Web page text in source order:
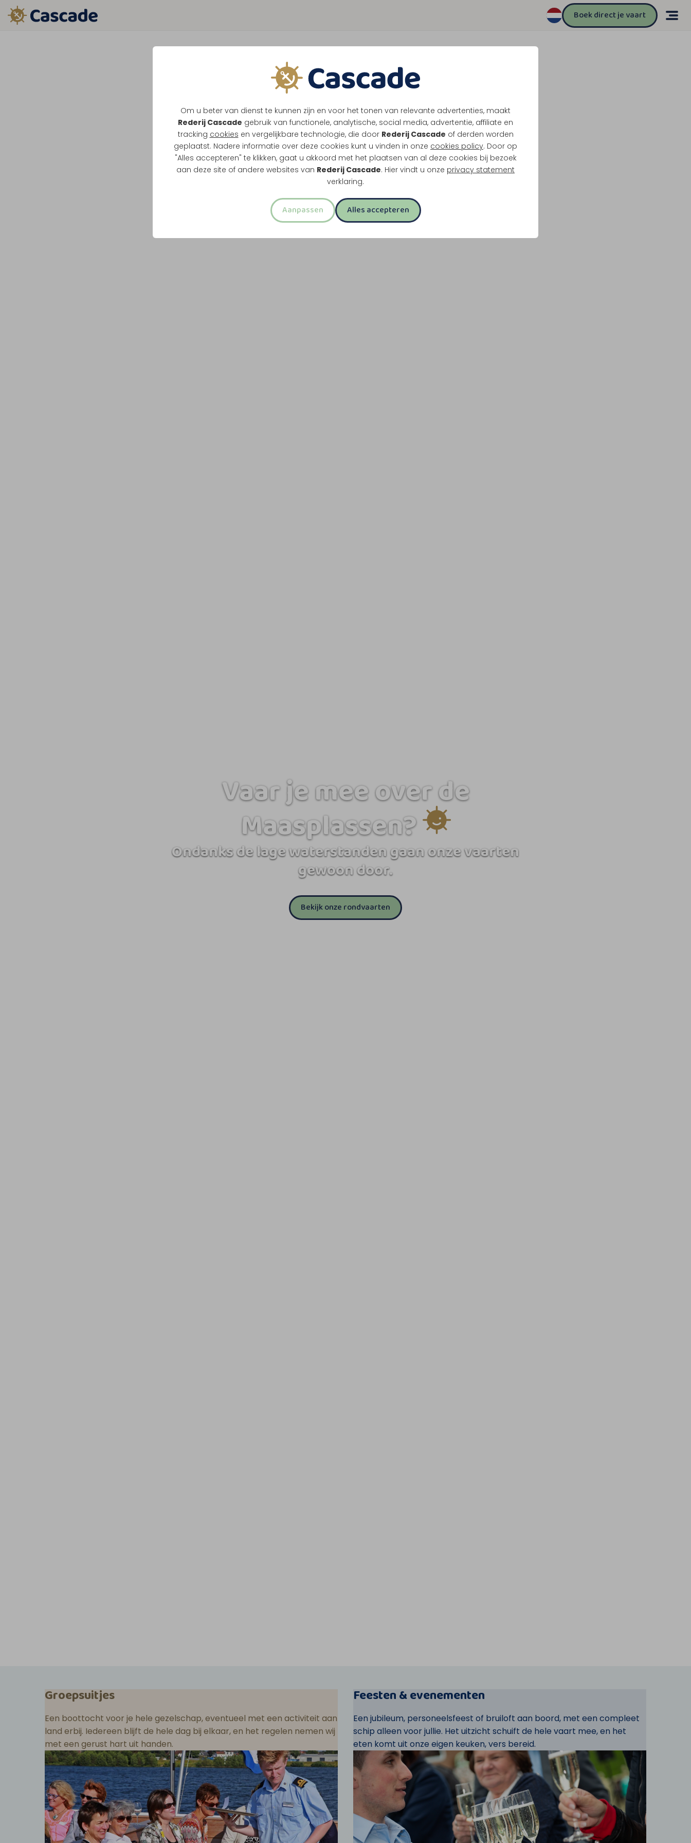
Om u beter van dienst te kunnen zijn en voor het tonen van relevante advertenties, maakt
Rederij Cascade gebruik van functionele, analytische, social media, advertentie, affiliate en
tracking cookies en vergelijkbare technologie, die door Rederij Cascade of derden worden
geplaatst. Nadere informatie over deze cookies kunt u vinden in onze cookies policy. Door op
"Alles accepteren" te klikken, gaat u akkoord met het plaatsen van al deze cookies bij bezoek
aan deze site of andere websites van Rederij Cascade. Hier vindt u onze privacy statement
verklaring.
Aanpassen Alles accepteren
Boek direct je vaart
Vaar je mee over de
Maasplassen?
Ondanks de lage waterstanden gaan onze vaarten
gewoon door.
Bekijk onze rondvaarten
Groepsuitjes
Een boottocht voor je hele gezelschap, eventueel met een activiteit aan
land erbij. Iedereen blijft de hele dag bij elkaar, en het regelen nemen wij
met een gerust hart uit handen.
Feesten & evenementen
Een jubileum, personeelsfeest of bruiloft aan boord, met een compleet
schip alleen voor jullie. Het uitzicht schuift de hele vaart mee, en het
eten komt uit onze eigen keuken, vers bereid.